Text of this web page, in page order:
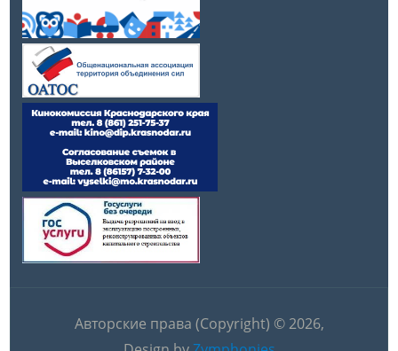
Авторские права (Copyright) © 2026,